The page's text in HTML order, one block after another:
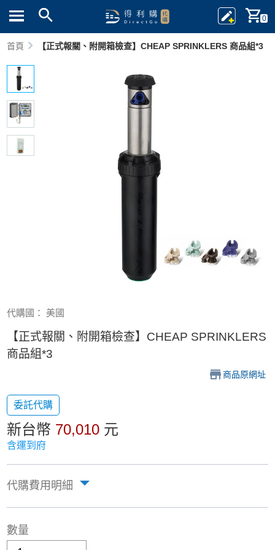
0
首頁 【正式報關、附開箱檢查】CHEAP SPRINKLERS 商品組*3
代購國： 美國
【正式報關、附開箱檢查】CHEAP SPRINKLERS
商品組*3
商品原網址
委託代購
新台幣 70,010 元
含運到府
代購費用明細
數量